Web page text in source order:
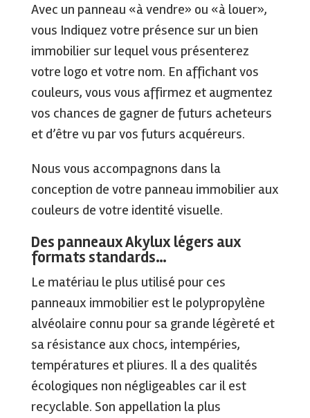
Avec un panneau «à vendre» ou «à louer»,
vous Indiquez votre présence sur un bien
immobilier sur lequel vous présenterez
votre logo et votre nom. En affichant vos
couleurs, vous vous affirmez et augmentez
vos chances de gagner de futurs acheteurs
et d’être vu par vos futurs acquéreurs.
Nous vous accompagnons dans la
conception de votre panneau immobilier aux
couleurs de votre identité visuelle.
Des panneaux Akylux légers aux
formats standards…
Le matériau le plus utilisé pour ces
panneaux immobilier est le polypropylène
alvéolaire connu pour sa grande légèreté et
sa résistance aux chocs, intempéries,
températures et pliures. Il a des qualités
écologiques non négligeables car il est
recyclable. Son appellation la plus